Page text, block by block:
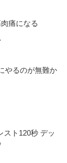
痛になる
やるのが無難か
ト120秒 デッ